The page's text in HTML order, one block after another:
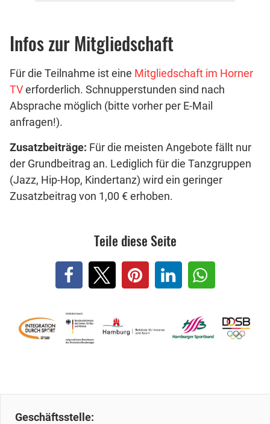
Infos zur Mitgliedschaft
Für die Teilnahme ist eine Mitgliedschaft im Horner
TVerforderlich. Schnupperstunden sind nach
Absprache möglich (bitte vorher per E-Mail
anfragen!).
Zusatzbeiträge: Für die meisten Angebote fällt nur
der Grundbeitrag an. Lediglich für die Tanzgruppen
(Jazz, Hip-Hop, Kindertanz) wird ein geringer
Zusatzbeitrag von 1,00 € erhoben.
Teile diese Seite
Geschäftsstelle: